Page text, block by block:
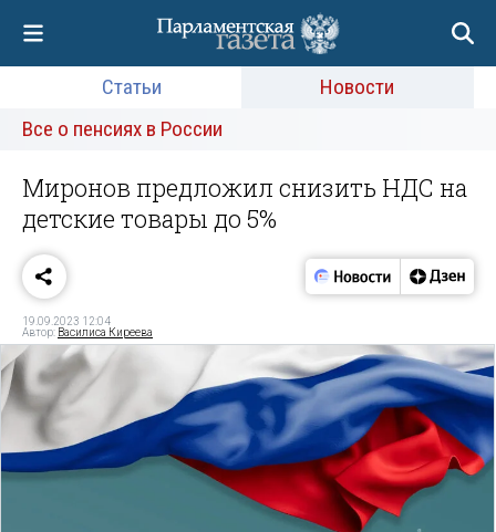
Статьи
Новости
Все о пенсиях в России
Миронов предложил снизить НДС на
детские товары до 5%
19.09.2023 12:04
Автор: Василиса Киреева